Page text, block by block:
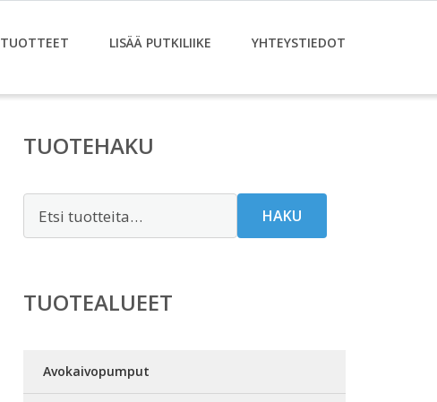
TUOTTEET LISÄÄ PUTKILIIKE YHTEYSTIEDOT
TUOTEHAKU
HAKU
TUOTEALUEET
Avokaivopumput